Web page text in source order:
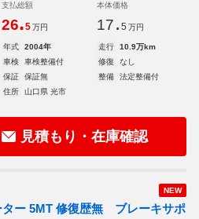
支払総額
26.5 万円
本体価格
17. 5 万円
年式 2004年 走行
10.9万km
車検
車検整備付 修復
なし
保証
保証無 整備
法定整備付
住所
山口県 光市
見積もり・在庫確認
NEW
ター 5MT 修復歴無 ブレーキサポ